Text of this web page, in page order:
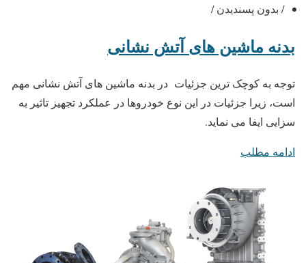
/ بدون پسندیدن /
بدنه ماشین های آتش نشانی
توجه به کوچک ‌ترین جزئیات در بدنه ماشین های آتش نشانی مهم
است، زیرا جزئیات در این نوع خودروها در عملکرد تجهیز تاثیر به
سزایی ایفا می نماید.
ادامه مطلب